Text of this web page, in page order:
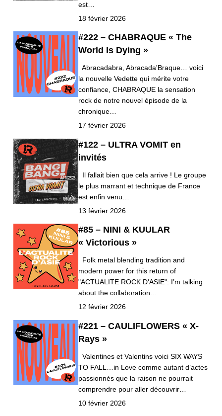
est…
18 février 2026
#222 – CHABRAQUE « The
World Is Dying »
Abracadabra, Abracada'Braque… voici
la nouvelle Vedette qui mérite votre
confiance, CHABRAQUE la sensation
rock de notre nouvel épisode de la
chronique…
17 février 2026
#122 – ULTRA VOMIT en
invités
Il fallait bien que cela arrive ! Le groupe
le plus marrant et technique de France
est enfin venu…
13 février 2026
#85 – NINI & KUULAR
« Victorious »
Folk metal blending tradition and
modern power for this return of
"ACTUALITE ROCK D'ASIE": I’m talking
about the collaboration…
12 février 2026
#221 – CAULIFLOWERS « X-
Rays »
Valentines et Valentins voici SIX WAYS
TO FALL…in Love comme autant d’actes
passionnés que la raison ne pourrait
comprendre pour aller découvrir…
10 février 2026